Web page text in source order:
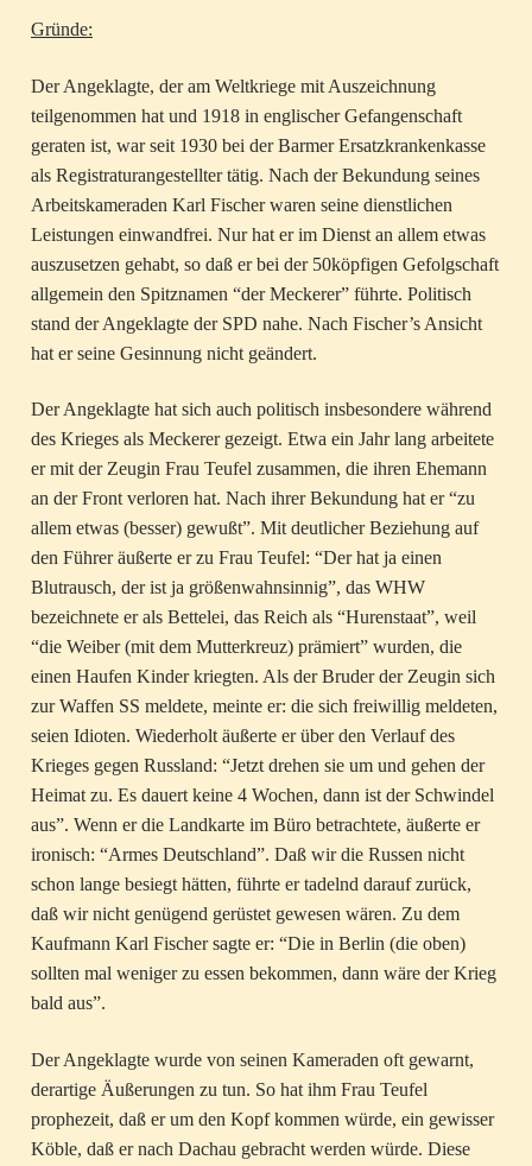
Gründe:
Der Angeklagte, der am Weltkriege mit Auszeichnung
teilgenommen hat und 1918 in englischer Gefangenschaft
geraten ist, war seit 1930 bei der Barmer Ersatzkrankenkasse
als Registraturangestellter tätig. Nach der Bekundung seines
Arbeitskameraden Karl Fischer waren seine dienstlichen
Leistungen einwandfrei. Nur hat er im Dienst an allem etwas
auszusetzen gehabt, so daß er bei der 50köpfigen Gefolgschaft
allgemein den Spitznamen “der Meckerer” führte. Politisch
stand der Angeklagte der SPD nahe. Nach Fischer’s Ansicht
hat er seine Gesinnung nicht geändert.
Der Angeklagte hat sich auch politisch insbesondere während
des Krieges als Meckerer gezeigt. Etwa ein Jahr lang arbeitete
er mit der Zeugin Frau Teufel zusammen, die ihren Ehemann
an der Front verloren hat. Nach ihrer Bekundung hat er “zu
allem etwas (besser) gewußt”. Mit deutlicher Beziehung auf
den Führer äußerte er zu Frau Teufel: “Der hat ja einen
Blutrausch, der ist ja größenwahnsinnig”, das WHW
bezeichnete er als Bettelei, das Reich als “Hurenstaat”, weil
“die Weiber (mit dem Mutterkreuz) prämiert” wurden, die
einen Haufen Kinder kriegten. Als der Bruder der Zeugin sich
zur Waffen SS meldete, meinte er: die sich freiwillig meldeten,
seien Idioten. Wiederholt äußerte er über den Verlauf des
Krieges gegen Russland: “Jetzt drehen sie um und gehen der
Heimat zu. Es dauert keine 4 Wochen, dann ist der Schwindel
aus”. Wenn er die Landkarte im Büro betrachtete, äußerte er
ironisch: “Armes Deutschland”. Daß wir die Russen nicht
schon lange besiegt hätten, führte er tadelnd darauf zurück,
daß wir nicht genügend gerüstet gewesen wären. Zu dem
Kaufmann Karl Fischer sagte er: “Die in Berlin (die oben)
sollten mal weniger zu essen bekommen, dann wäre der Krieg
bald aus”.
Der Angeklagte wurde von seinen Kameraden oft gewarnt,
derartige Äußerungen zu tun. So hat ihm Frau Teufel
prophezeit, daß er um den Kopf kommen würde, ein gewisser
Köble, daß er nach Dachau gebracht werden würde. Diese